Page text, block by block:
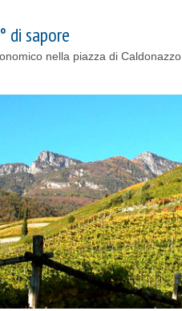
di sapore
nella piazza di Caldonazzo.